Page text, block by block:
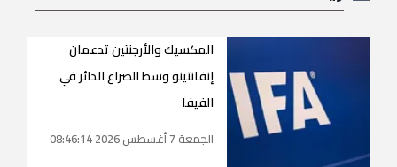
المكسيك والأرجنتين تدعمان
إنفانتينو وسط الصراع الدائر في
الفيفا
الجمعة 7 أغسطس 2026 08:46:14